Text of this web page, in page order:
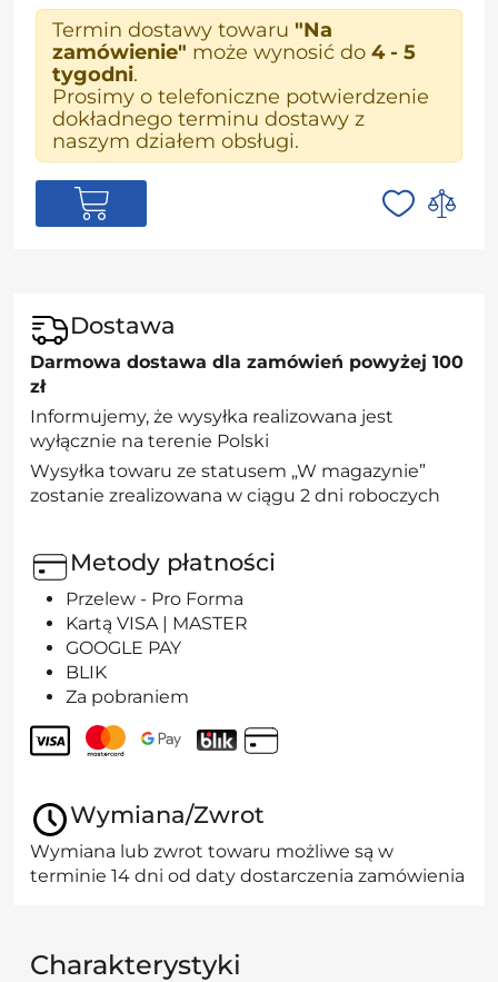
Termin dostawy towaru "Na
zamówienie" może wynosić do 4 - 5
tygodni.
Prosimy o telefoniczne potwierdzenie
dokładnego terminu dostawy z
naszym działem obsługi.
Dostawa
Darmowa dostawa dla zamówień powyżej 100
zł
Informujemy, że wysyłka realizowana jest
wyłącznie na terenie Polski
Wysyłka towaru ze statusem „W magazynie”
zostanie zrealizowana w ciągu 2 dni roboczych
Metody płatności
Przelew - Pro Forma
Kartą VISA | MASTER
GOOGLE PAY
BLIK
Za pobraniem
Wymiana/Zwrot
Wymiana lub zwrot towaru możliwe są w
terminie 14 dni od daty dostarczenia zamówienia
Charakterystyki